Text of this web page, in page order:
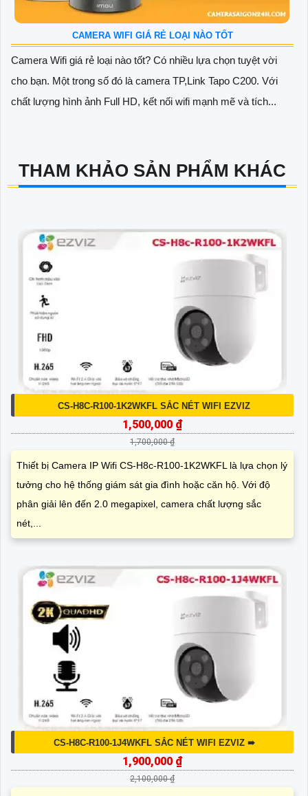
CAMERA WIFI GIÁ RẺ LOẠI NÀO TỐT
Camera Wifi giá rẻ loại nào tốt? Có nhiều lựa chọn tuyệt vời
cho bạn. Một trong số đó là camera TP,Link Tapo C200. Với
chất lượng hình ảnh Full HD, kết nối wifi mạnh mẽ và tích...
THAM KHẢO SẢN PHẨM KHÁC
CS-H8C-R100-1K2WKFL SẮC NÉT WIFI EZVIZ
1,500,000 ₫
1,700,000 ₫
Thiết bị Camera IP Wifi CS-H8c-R100-1K2WKFL là lựa chọn lý
tưởng cho hệ thống giám sát gia đình hoặc căn hộ. Với độ
phân giải lên đến 2.0 megapixel, camera chất lượng sắc
nét,...
CS-H8C-R100-1J4WKFL SẮC NÉT WIFI EZVIZ ➠
1,900,000 ₫
2,100,000 ₫